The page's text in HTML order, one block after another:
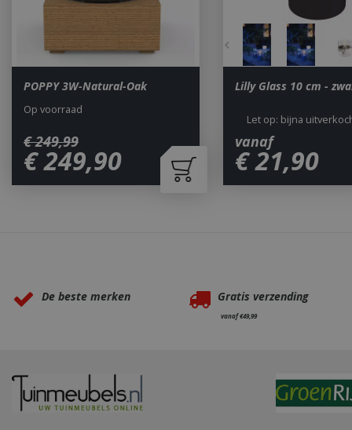
POPPY 3W-Natural-Oak
€ 249,99
€249,90
Op voorraad
Lilly Glass 10 cm -
vanaf
€21,90
Let op: bijna
De beste merken Gratis verzending
vanaf €49,99
_ga